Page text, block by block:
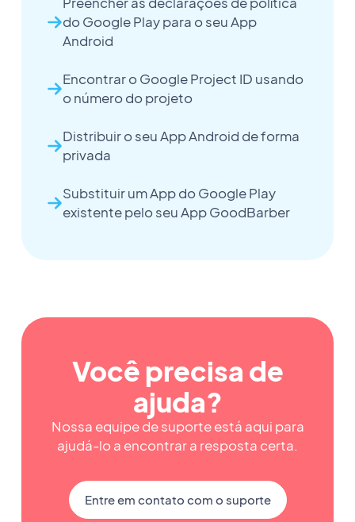
do Google Play para o seu App
Android
Encontrar o Google Project ID usando
o número do projeto
Distribuir o seu App Android de forma
privada
Substituir um App do Google Play
existente pelo seu App GoodBarber
Você precisa de
ajuda?
Nossa equipe de suporte está aqui para
ajudá-lo a encontrar a resposta certa.
Entre em contato com o suporte